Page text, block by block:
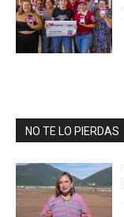
NO TE LO PIERDAS